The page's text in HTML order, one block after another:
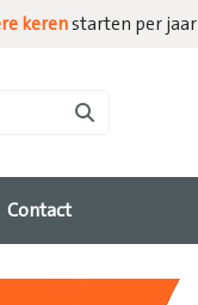
Contact
kerenstarten per jaar